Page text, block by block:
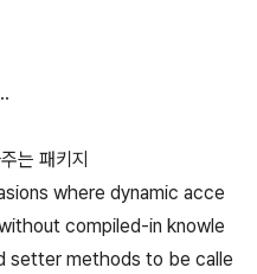
는 패키지
where dynamic acce
compiled-in knowle
setter methods to be calle